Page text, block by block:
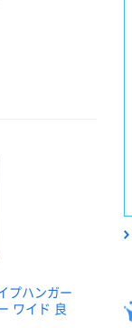
プハンガー
ワイド 良